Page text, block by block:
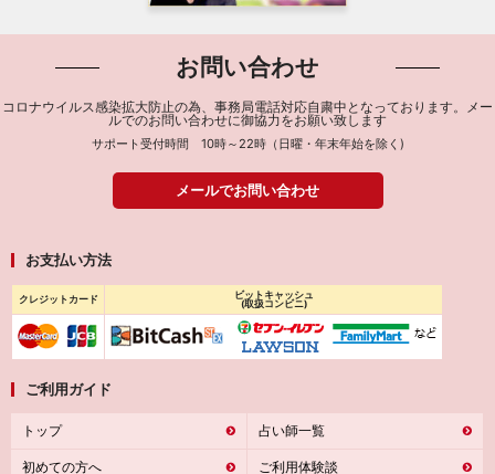
お問い合わせ
コロナウイルス感染拡大防止の為、事務局電話対応自粛中となっております。メー
ルでのお問い合わせに御協力をお願い致します
サポート受付時間 10時～22時（日曜・年末年始を除く)
メールでお問い合わせ
お支払い方法
クレジットカード
ビットキャッシュ
(取扱コンビニ)
ご利用ガイド
トップ
初めての方へ
占い師一覧
ご利用体験談